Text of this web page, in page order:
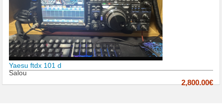
Yaesu ftdx 101 d
Salou
2,800.00€